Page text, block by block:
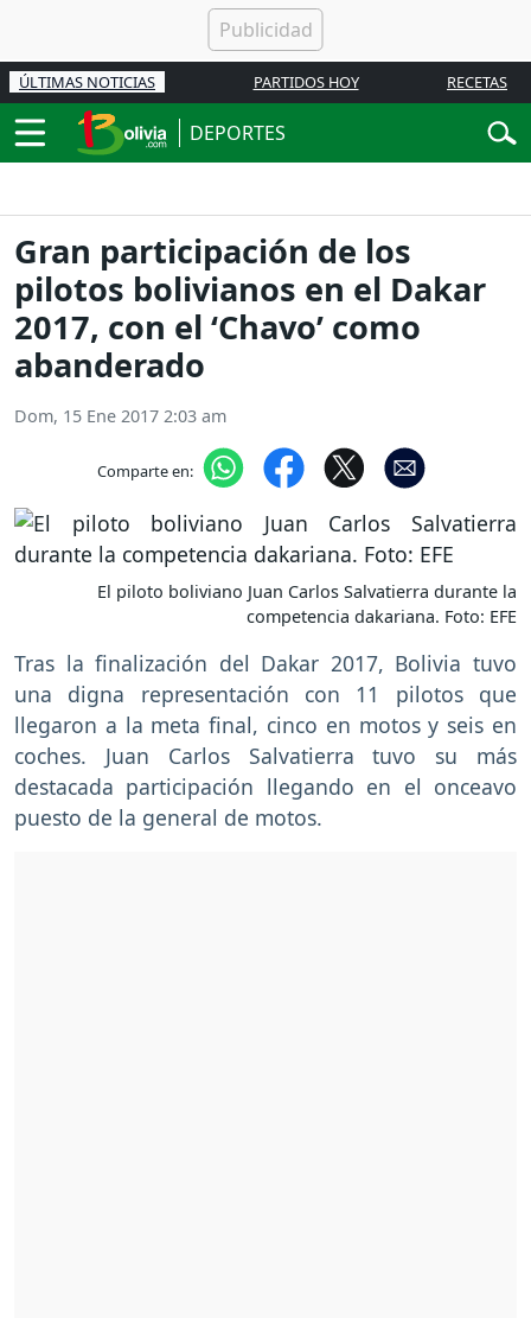
ÚLTIMAS NOTICIAS PARTIDOS HOY RECETAS
DEPORTES
Gran participación de los
pilotos bolivianos en el Dakar
2017, con el ‘Chavo’ como
abanderado
Dom, 15 Ene 2017 2:03 am
Comparte en:
El piloto boliviano Juan Carlos Salvatierra durante la
competencia dakariana. Foto: EFE
Tras la finalización del Dakar 2017, Bolivia tuvo
una digna representación con 11 pilotos que
llegaron a la meta final, cinco en motos y seis en
coches. Juan Carlos Salvatierra tuvo su más
destacada participación llegando en el onceavo
puesto de la general de motos.